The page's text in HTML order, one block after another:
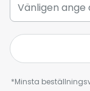
*Minsta